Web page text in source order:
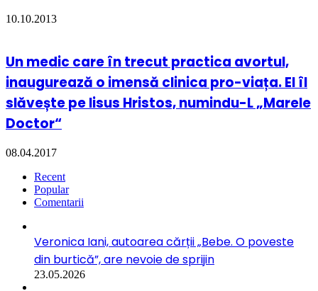
10.10.2013
Un medic care în trecut practica avortul,
inaugurează o imensă clinica pro-viața. El îl
slăvește pe Iisus Hristos, numindu-L „Marele
Doctor“
08.04.2017
Recent
Popular
Comentarii
Veronica Iani, autoarea cărții „Bebe. O poveste
din burtică”, are nevoie de sprijin
23.05.2026